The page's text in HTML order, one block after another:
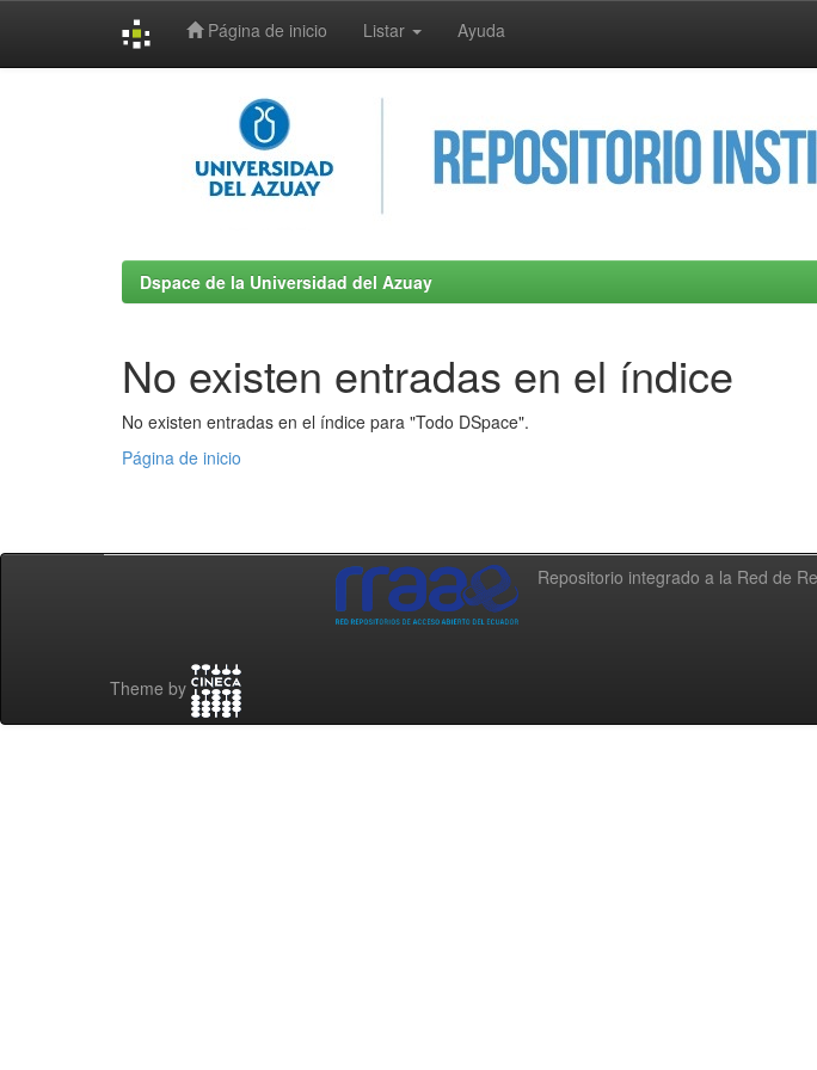
Página de inicio Listar Ayuda
Dspace de la Universidad del Azuay
No existen entradas en el índice
No existen entradas en el índice para "Todo DSpace".
Página de inicio
Repositorio integrado a la Red de
Theme by